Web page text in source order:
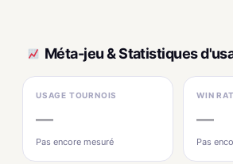
Méta-jeu & Statistiques
USAGE TOURNOIS
—
Pas encore mesuré
WIN
—
Pas